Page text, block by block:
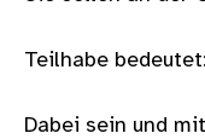
Teilhabe bedeutet:
Dabei sein und